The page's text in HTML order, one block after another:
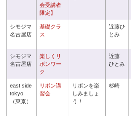
会受講者
限定】
シモジマ
名古屋店
基礎クラ
ス
近藤ひ
とみ
シモジマ
名古屋店
楽しくリ
ボンワー
ク
近藤
ひとみ
east side
tokyo
（東京）
リボン講
習会
リボンを楽
しみましょ
う！
杉崎